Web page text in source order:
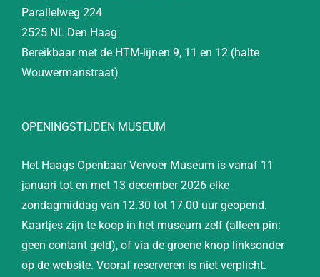
Parallelweg 224
2525 NL Den Haag
Bereikbaar met de HTM-lijnen 9, 11 en 12 (halte
Wouwermanstraat)
OPENINGSTIJDEN MUSEUM
Het Haags Openbaar Vervoer Museum is vanaf 11
januari tot en met 13 december 2026 elke
zondagmiddag van 12.30 tot 17.00 uur geopend.
Kaartjes zijn te koop in het museum zelf (alleen pin:
geen contant geld), of via de groene knop linksonder
op de website. Vooraf reserveren is niet verplicht.